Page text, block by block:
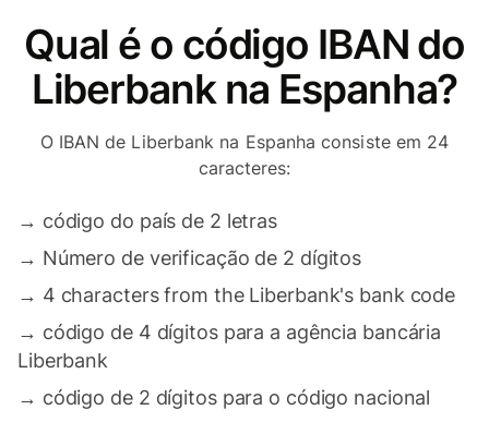
Qual é o código IBAN do
Liberbank na Espanha?
O IBAN de Liberbank na Espanha consiste em 24
caracteres:
→ código do país de 2 letras
→ Número de verificação de 2 dígitos
→ 4 characters from the Liberbank's bank code
→ código de 4 dígitos para a agência bancária
Liberbank
→ código de 2 dígitos para o código nacional